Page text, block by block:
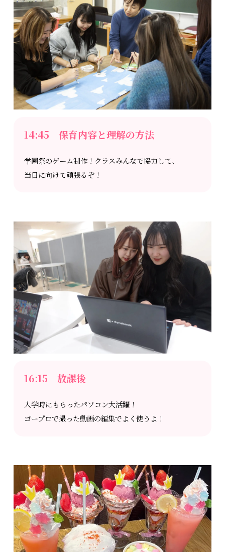
14:45 保育内容と理解の方法
学園祭のゲーム制作！クラスみんなで協力して、
当日に向けて頑張るぞ！
16:15 放課後
入学時にもらったパソコン大活躍！
ゴープロで撮った動画の編集でよく使うよ！